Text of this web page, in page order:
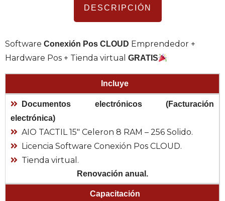
DESCRIPCIÓN
Software Conexión Pos CLOUD Emprendedor +
Hardware Pos + Tienda virtual GRATIS
Incluye
Documentos electrónicos (Facturación
electrónica)
AIO TACTIL 15″ Celeron 8 RAM – 256 Solido.
Licencia Software Conexión Pos CLOUD.
Tienda virtual.
Renovación anual.
Capacitación